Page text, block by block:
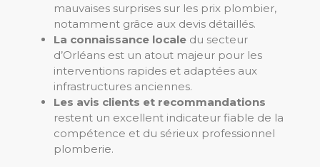
mauvaises surprises sur les prix plombier,
notamment grâce aux devis détaillés.
La connaissance locale du secteur
d’Orléans est un atout majeur pour les
interventions rapides et adaptées aux
infrastructures anciennes.
Les avis clients et recommandations
restent un excellent indicateur fiable de la
compétence et du sérieux professionnel
plomberie.